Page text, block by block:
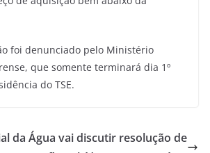
foi denunciado pelo Ministério
que somente terminará dia 1º
do TSE.
da Água vai discutir resolução de